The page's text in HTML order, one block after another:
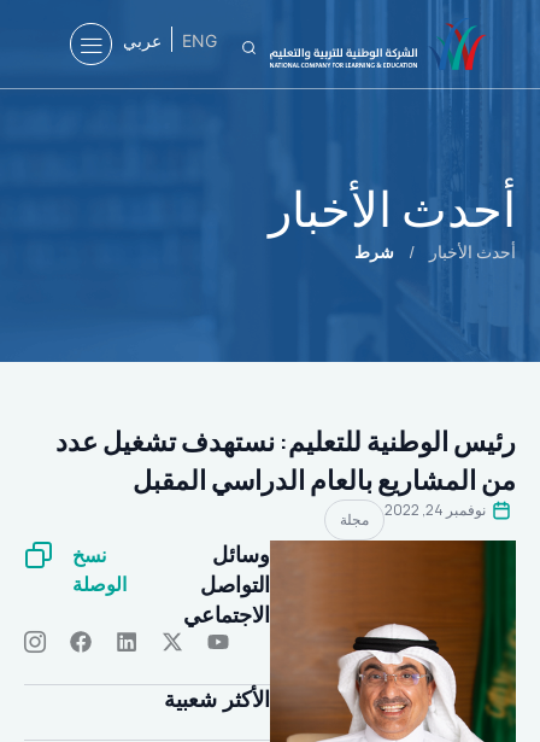
ENG عربي
أحدث الأخبار
أحدث الأخبار / شرط
رئيس الوطنية للتعليم: نستهدف تشغيل عدد
من المشاريع بالعام الدراسي المقبل
نوفمبر 24, 2022 مجلة
وسائل
التواصل
الاجتماعي
نسخ
الوصلة
الأكثر شعبية